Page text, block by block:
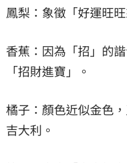
鳳梨：象徵「好運旺
香蕉：因為「招」的
「招財進寶」。
橘子：顏色近似金色
吉大利。